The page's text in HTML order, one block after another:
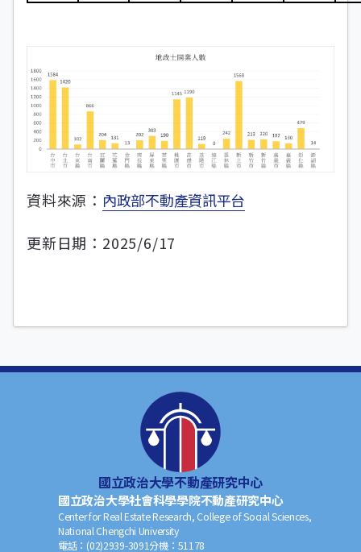
資料來源： 內政部不動產資訊平台
更新日期：2025/6/17
國立政治大學不動產研究中心
國立政治大學社會科學學院不動產研究中心
Center for Real Estate Research, College of Social Sciences,
National Chengchi University
電話： (02)2939-3091分機： 51178